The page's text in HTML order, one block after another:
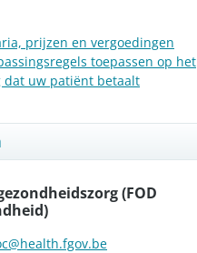
prijzen en vergoedingen
toepassen op het
dat uw patiënt betaalt
(FOD